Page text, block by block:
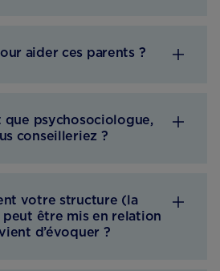
aider ces parents ?
que psychosociologue,
conseilleriez ?
votre structure (la
être mis en relation
d’évoquer ?